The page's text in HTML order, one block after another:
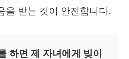
을 받는 것이 안전합니다.
하면 제 자녀에게 빚이